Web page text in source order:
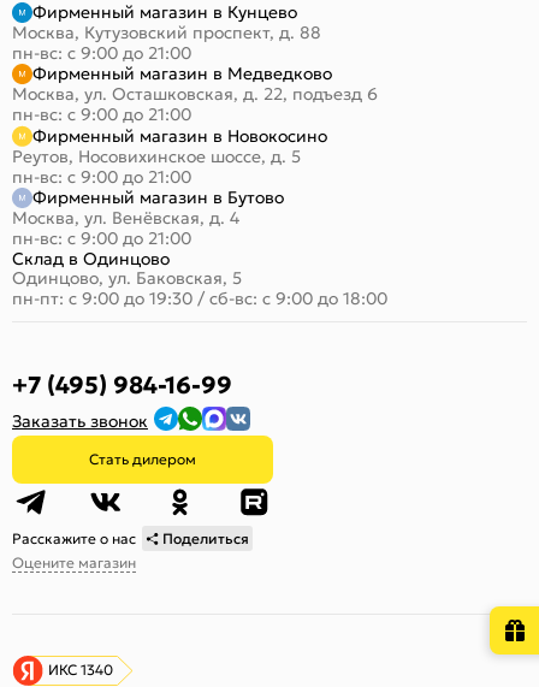
Фирменный магазин в Кунцево
Москва, Кутузовский проспект, д. 88
пн-вс: с 9:00 до 21:00
Фирменный магазин в Медведково
Москва, ул. Осташковская, д. 22, подъезд 6
пн-вс: с 9:00 до 21:00
Фирменный магазин в Новокосино
Реутов, Носовихинское шоссе, д. 5
пн-вс: с 9:00 до 21:00
Фирменный магазин в Бутово
Москва, ул. Венёвская, д. 4
пн-вс: с 9:00 до 21:00
Склад в Одинцово
Одинцово, ул. Баковская, 5
пн-пт: с 9:00 до 19:30 / сб-вс: с 9:00 до 18:00
+7 (495) 984-16-99
Заказать звонок
Стать дилером
Расскажите о нас
Поделиться
Оцените магазин
ИКС 1340